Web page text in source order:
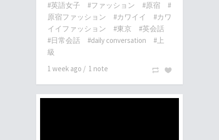
#英語女子
#ファッション #原宿
#
原宿ファッション
#カワイイ
#カワ
イイファッション
#東京
#英会話
#日常会話
#daily conversation
#上
級
1 week ago / 1 note